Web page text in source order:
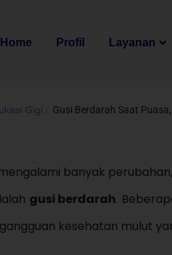
Home Profil Layanan
Gigi Gusi Berdarah Saat
banyak
gusi berdarah.
kesehatan mulut